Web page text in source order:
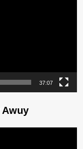
37:07
Awuy